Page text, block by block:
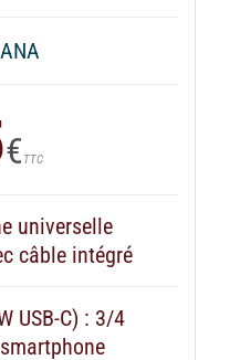
€ TTC
universelle
câble intégré
USB-C) : 3/4